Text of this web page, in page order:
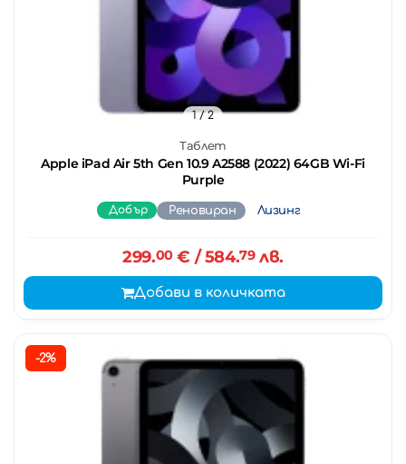
Таблет
Apple iPad Air 5th Gen 10.9 A2588 (2022) 64GB Wi-Fi
Purple
1/ 2
Добър Реновиран Лизинг
299.00€ / 584.79лв.
Добави в количката
-2%